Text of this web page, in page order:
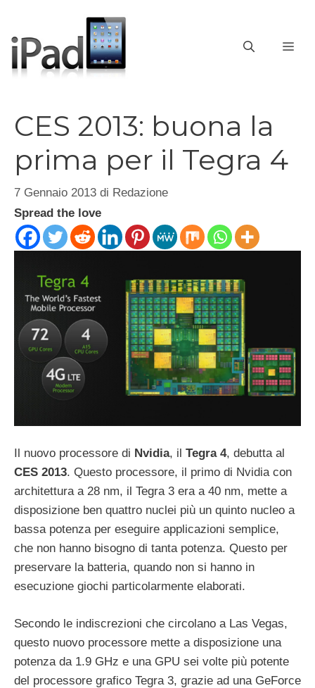
contenuto
CES 2013: buona la
prima per il Tegra 4
7 Gennaio 2013 di Redazione
Spread the love
Il nuovo processore di Nvidia, il Tegra 4, debutta al
CES 2013. Questo processore, il primo di Nvidia con
architettura a 28 nm, il Tegra 3 era a 40 nm, mette a
disposizione ben quattro nuclei più un quinto nucleo a
bassa potenza per eseguire applicazioni semplice,
che non hanno bisogno di tanta potenza. Questo per
preservare la batteria, quando non si hanno in
esecuzione giochi particolarmente elaborati.
Secondo le indiscrezioni che circolano a Las Vegas,
questo nuovo processore mette a disposizione una
potenza da 1.9 GHz e una GPU sei volte più potente
del processore grafico Tegra 3, grazie ad una GeForce